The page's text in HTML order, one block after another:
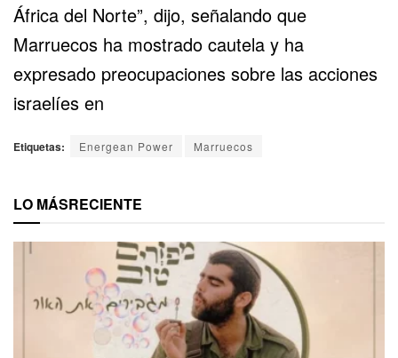
África del Norte”, dijo, señalando que
Marruecos ha mostrado cautela y ha
expresado preocupaciones sobre las acciones
israelíes en
Etiquetas: Energean Power Marruecos
LO MÁSRECIENTE